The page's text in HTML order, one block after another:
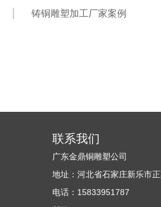
铸铜雕塑加工厂家案例
联系我们
广东金鼎铜雕塑公司
地址：河北省石家庄新乐市
电话：15833951787